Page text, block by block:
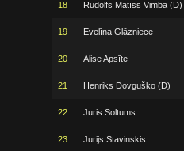
18 Rūdolfs Matīss Vimba (D)
19 Evelīna Glāzniece
20 Alise Apsīte
21 Henriks Dovguško (D)
22 Juris Soltums
23 Jurijs Stavinskis